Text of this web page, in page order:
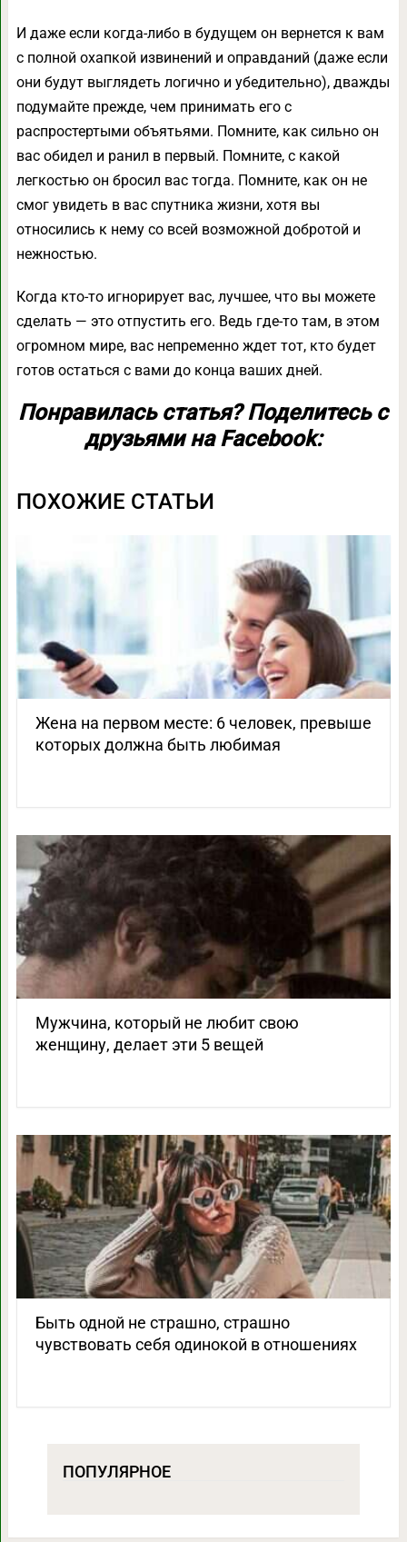
И даже если когда-либо в будущем он вернется к вам
с полной охапкой извинений и оправданий (даже если
они будут выглядеть логично и убедительно), дважды
подумайте прежде, чем принимать его с
распростертыми объятьями. Помните, как сильно он
вас обидел и ранил в первый. Помните, с какой
легкостью он бросил вас тогда. Помните, как он не
смог увидеть в вас спутника жизни, хотя вы
относились к нему со всей возможной добротой и
нежностью.
Когда кто-то игнорирует вас, лучшее, что вы можете
сделать — это отпустить его. Ведь где-то там, в этом
огромном мире, вас непременно ждет тот, кто будет
готов остаться с вами до конца ваших дней.
Понравилась статья? Поделитесь с
друзьями на Facebook:
ПОХОЖИЕ СТАТЬИ
Жена на первом месте: 6 человек, превыше
которых должна быть любимая
Мужчина, который не любит свою
женщину, делает эти 5 вещей
Быть одной не страшно, страшно
чувствовать себя одинокой в отношениях
ПОПУЛЯРНОЕ